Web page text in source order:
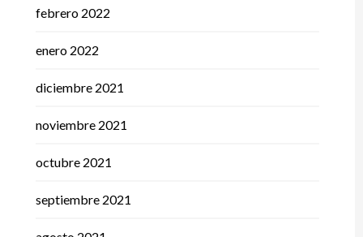
febrero 2022
enero 2022
diciembre 2021
noviembre 2021
octubre 2021
septiembre 2021